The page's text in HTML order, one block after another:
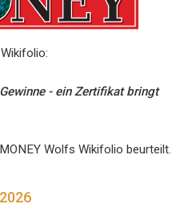
- ein Zertifikat bringt
Wolfs Wikifolio beurteilt.